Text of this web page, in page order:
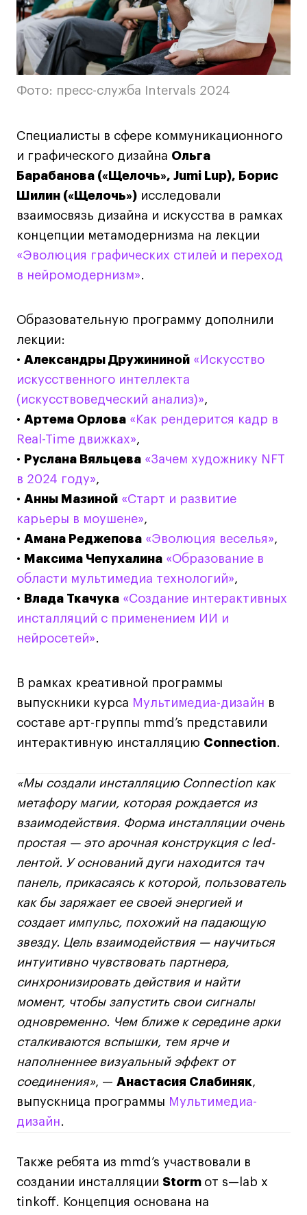
Britanka New Creatives
Fashion Summer
Проект с Microsoft
Войти в кампус
Получить сертификат
дверей
дверей
События
События
Работы студентов
Работы студентов
info@britishdesign.ru
info@britishdesign.ru
Universal University
Universal University
EN
EN
© 2026 БВШД
Политика конфиденциальности
Публичная оферта
Условия возврата
Лицензия на осуществление образовательной
Университет»
Карта сайта
Фото: пресс-служба Intervals 2024
Специалисты в сфере коммуникационного
и графического дизайна Ольга
Барабанова («Щелочь», Jumi Lup), Борис
Шилин («Щелочь») исследовали
взаимосвязь дизайна и искусства в рамках
концепции метамодернизма на лекции
«Эволюция графических стилей и переход
в нейромодернизм»
Образовательную программу дополнили
лекции:
•Александры Дружининой «Искусство
искусственного интеллекта
(искусствоведческий анализ)»,
•Артема Орлова «Как рендерится кадр в
Real-Time движках»,
• Руслана Вяльцева «Зачем художнику NFT
в 2024 году»,
•Анны Мазиной «Старт и развитие
карьеры в моушене»,
•Амана Реджепова «Эволюция веселья»,
• Максима Чепухалина «Образование в
области мультимедиа технологий»,
• Влада Ткачука «Создание интерактивных
инсталляций с применением ИИ и
нейросетей».
В рамках креативной программы
выпускники курса Мультимедиа-дизайн в
составе арт-группы mmd’s представили
интерактивную инсталляцию Connection.
«Мы создали инсталляцию Connection как
метафору магии, которая рождается из
взаимодействия. Форма инсталляции очень
простая — это арочная конструкция с led-
лентой. У оснований дуги находится тач
панель, прикасаясь к которой, пользователь
как бы заряжает ее своей энергией и
создает импульс, похожий на падающую
звезду. Цель взаимодействия — научиться
интуитивно чувствовать партнера,
синхронизировать действия и найти
момент, чтобы запустить свои сигналы
одновременно. Чем ближе к середине арки
сталкиваются вспышки, тем ярче и
наполненнее визуальный эффект от
соединения», —Анастасия Слабиняк,
выпускница программы Мультимедиа-
дизайн.
Также ребята из mmd’s участвовали в
создании инсталляции Storm от s—lab x
tinkoff. Концепция основана на